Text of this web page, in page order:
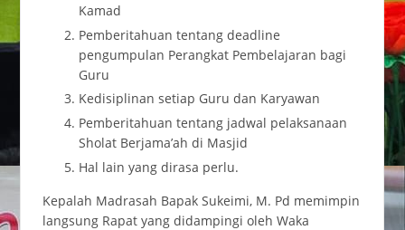
Kamad
Pemberitahuan tentang deadline
pengumpulan Perangkat Pembelajaran bagi
Guru
Kedisiplinan setiap Guru dan Karyawan
Pemberitahuan tentang jadwal pelaksanaan
Sholat Berjama’ah di Masjid
Hal lain yang dirasa perlu.
Kepalah Madrasah Bapak Sukeimi, M. Pd memimpin
langsung Rapat yang didampingi oleh Waka